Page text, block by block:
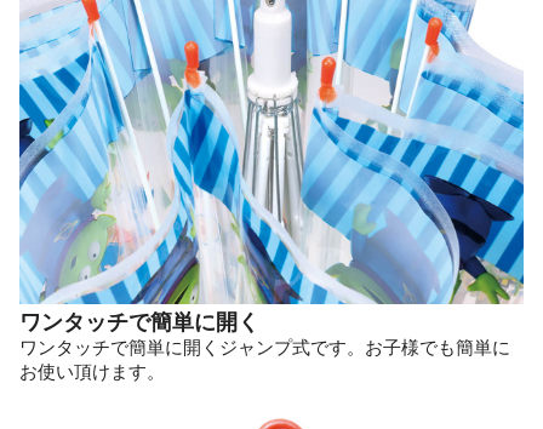
ワンタッチで簡単に開く
ワンタッチで簡単に開くジャンプ式です。お子様でも簡単に
お使い頂けます。